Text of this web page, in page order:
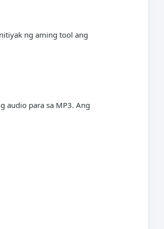
ng aming tool ang
audio para sa MP3. Ang